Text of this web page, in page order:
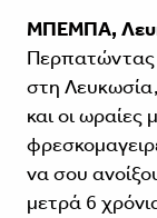
ΜΠΕΜΠΑ,
Περπατώντας
στη
και οι ωραίες
να σου
μετρά 6